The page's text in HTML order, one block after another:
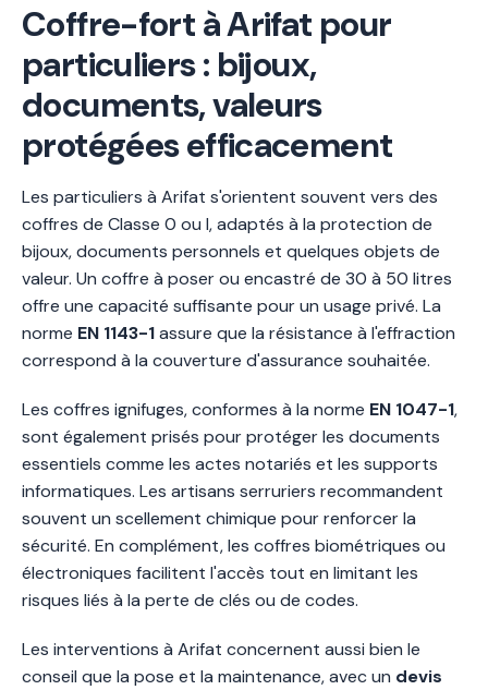
Coffre-fort à Arifat pour
particuliers : bijoux,
documents, valeurs
protégées efficacement
Les particuliers à Arifat s'orientent souvent vers des
coffres de Classe 0 ou I, adaptés à la protection de
bijoux, documents personnels et quelques objets de
valeur. Un coffre à poser ou encastré de 30 à 50 litres
offre une capacité suffisante pour un usage privé. La
norme EN 1143-1assure que la résistance à l'effraction
correspond à la couverture d'assurance souhaitée.
Les coffres ignifuges, conformes à la norme EN 1047-1,
sont également prisés pour protéger les documents
essentiels comme les actes notariés et les supports
informatiques. Les artisans serruriers recommandent
souvent un scellement chimique pour renforcer la
sécurité. En complément, les coffres biométriques ou
électroniques facilitent l'accès tout en limitant les
risques liés à la perte de clés ou de codes.
Les interventions à Arifat concernent aussi bien le
conseil que la pose et la maintenance, avec un devis